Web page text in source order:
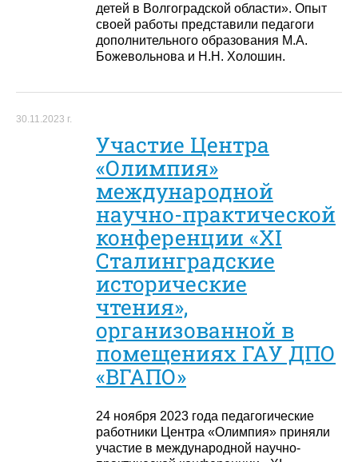
детей в Волгоградской области». Опыт
своей работы представили педагоги
дополнительного образования М.А.
Божевольнова и Н.Н. Холошин.
30.11.2023 г.
Участие Центра
«Олимпия»
международной
научно-практической
конференции «XI
Сталинградские
исторические
чтения»,
организованной в
помещениях ГАУ ДПО
«ВГАПО»
24 ноября 2023 года педагогические
работники Центра «Олимпия» приняли
участие в международной научно-